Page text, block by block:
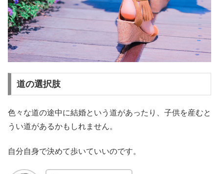
道の選択肢
色々な道の途中に結婚という道があったり、子供を産むと
うい道があるかもしれません。
自分自身で決めて歩いていいのです。